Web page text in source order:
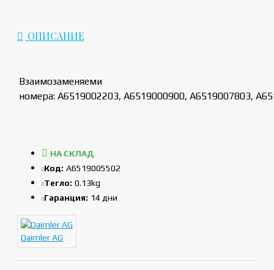
ОПИСАНИЕ
Взаимозаменяеми
номера: A6519002203, A6519000900, A6519007803,
НА СКЛАД
Код: A6519005502
Тегло: 0.13kg
Гаранция: 14 дни
Daimler AG